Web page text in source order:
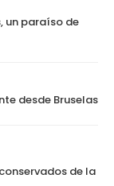
un paraíso de
desde Bruselas
de la